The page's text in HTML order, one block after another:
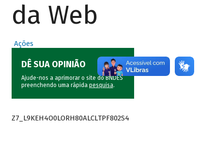
da Web
Ações
DÊ SUA OPINIÃO
Ajude-nos a aprimorar o site do BNDES
preenchendo uma rápida pesquisa.
Z7_L9KEH4O0LORH80ALCLTPF802S4